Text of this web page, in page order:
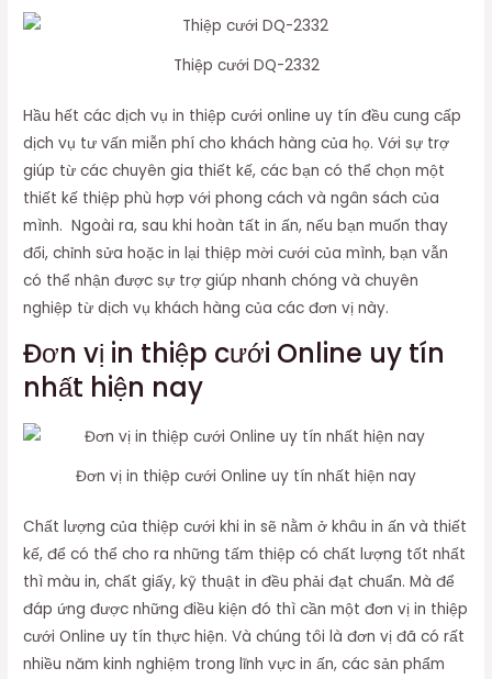
Thiệp cưới DQ-2332
Hầu hết các dịch vụ in thiệp cưới online uy tín đều cung cấp
dịch vụ tư vấn miễn phí cho khách hàng của họ. Với sự trợ
giúp từ các chuyên gia thiết kế, các bạn có thể chọn một
thiết kế thiệp phù hợp với phong cách và ngân sách của
mình. Ngoài ra, sau khi hoàn tất in ấn, nếu bạn muốn thay
đổi, chỉnh sửa hoặc in lại thiệp mời cưới của mình, bạn vẫn
có thể nhận được sự trợ giúp nhanh chóng và chuyên
nghiệp từ dịch vụ khách hàng của các đơn vị này.
Đơn vị in thiệp cưới Online uy tín
nhất hiện nay
Đơn vị in thiệp cưới Online uy tín nhất hiện nay
Chất lượng của thiệp cưới khi in sẽ nằm ở khâu in ấn và thiết
kế, để có thể cho ra những tấm thiệp có chất lượng tốt nhất
thì màu in, chất giấy, kỹ thuật in đều phải đạt chuẩn. Mà để
đáp ứng được những điều kiện đó thì cần một đơn vị in thiệp
cưới Online uy tín thực hiện. Và chúng tôi là đơn vị đã có rất
nhiều năm kinh nghiệm trong lĩnh vực in ấn, các sản phẩm